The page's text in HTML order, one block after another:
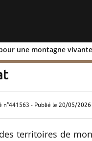
une montagne
pour une
n°441563 - Publié le 20/05/2026
territoires de